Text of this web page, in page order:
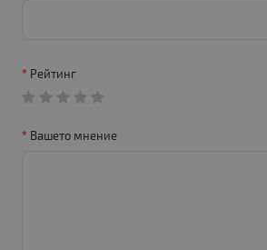
Рейтинг
Вашето мнение